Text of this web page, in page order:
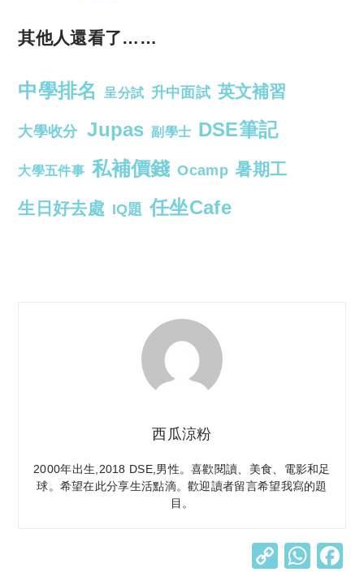
其他人還看了……
中學排名 呈分試 升中面試 英文補習
大學收分 Jupas 副學士 DSE筆記
大學五件事 私補價錢 Ocamp 暑期工
生日好去處 IQ題 任坐Cafe
西瓜涼粉
2000年出生,2018 DSE,男性。喜歡閱讀、美食、電影和足
球。希望在此分享生活點滴。歡迎讀者留言希望我寫的題
目。
C W